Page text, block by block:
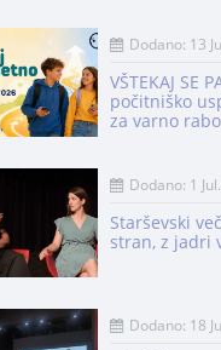
Dodano: 13
VŠTEKAJ SE
počitniško
za varno
Dodano: 1
Starševski
stran, z jadri
Dodano: 18